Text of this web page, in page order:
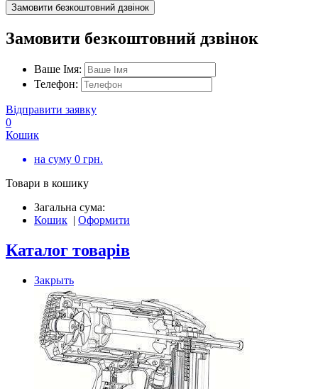
Замовити безкоштовний дзвінок
Замовити безкоштовний дзвінок
Ваше Імя:
Телефон:
Відправити заявку
0
Кошик
на суму 0 грн.
Товари в кошику
Загальна сума:
Кошик | Оформити
Каталог товарів
Закрыть